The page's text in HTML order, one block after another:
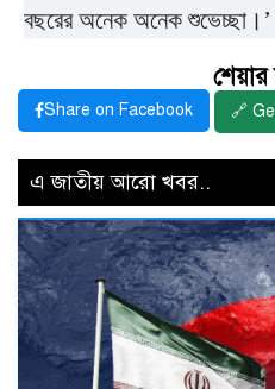
বছরের অনেক অনেক শুভেচ্ছা।’
Share on Facebook 🔗
এ জাতীয় আরো খবর..